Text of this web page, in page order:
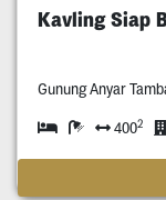
Kavling Siap
Gunung Anyar
4002